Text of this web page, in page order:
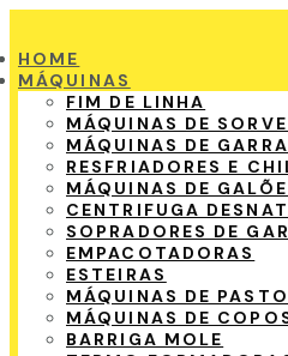
HOME
MÁQUINAS
FIM DE LINHA
MÁQUINAS DE
MÁQUINAS DE
RESFRIADORES E
MÁQUINAS DE
CENTRIFUGA
SOPRADORES DE
EMPACOTADORAS
ESTEIRAS
MÁQUINAS DE
MÁQUINAS DE
BARRIGA MOLE